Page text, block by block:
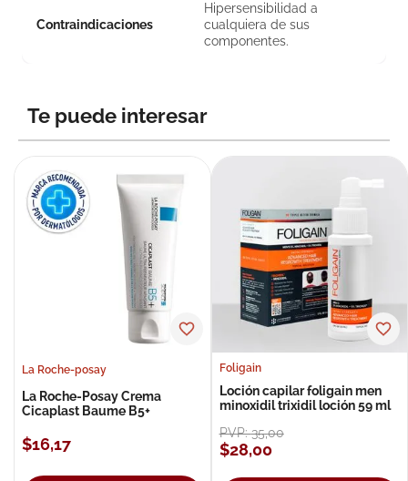
Contraindicaciones
Hipersensibilidad a
cualquiera de sus
componentes.
Te puede interesar
La Roche-posay
La Roche-Posay Crema
Cicaplast Baume B5+
$16,17
Foligain
Loción capilar foligain men
minoxidil trixidil loción 59 ml
PVP:35,00
$28,00